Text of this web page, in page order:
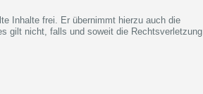
Inhalte frei. Er übernimmt hierzu auch die
gilt nicht, falls und soweit die Rechtsverletzung